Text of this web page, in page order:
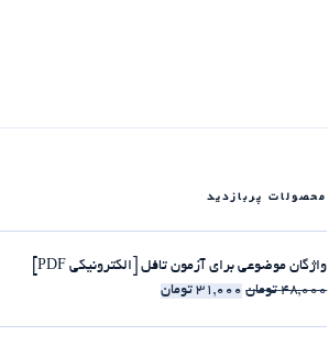
محصولات پربازدید
واژگان موضوعی برای آزمون تافل [الکترونیکی PDF]
48,000 تومان 31,000 تومان